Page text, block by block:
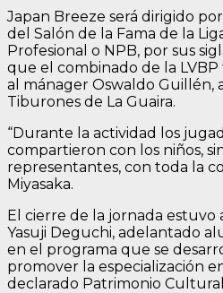
Japan Breeze será dirigido
del Salón de la Fama de la
Profesional o NPB, por sus
que el combinado de la
al mánager Oswaldo Guillén,
Tiburones de La Guaira.
“Durante la actividad los
compartieron con los niños,
representantes, con toda la
Miyasaka.
El cierre de la jornada estuvo
Yasuji Deguchi, adelantado
en el programa que se
promover la especialización
declarado Patrimonio